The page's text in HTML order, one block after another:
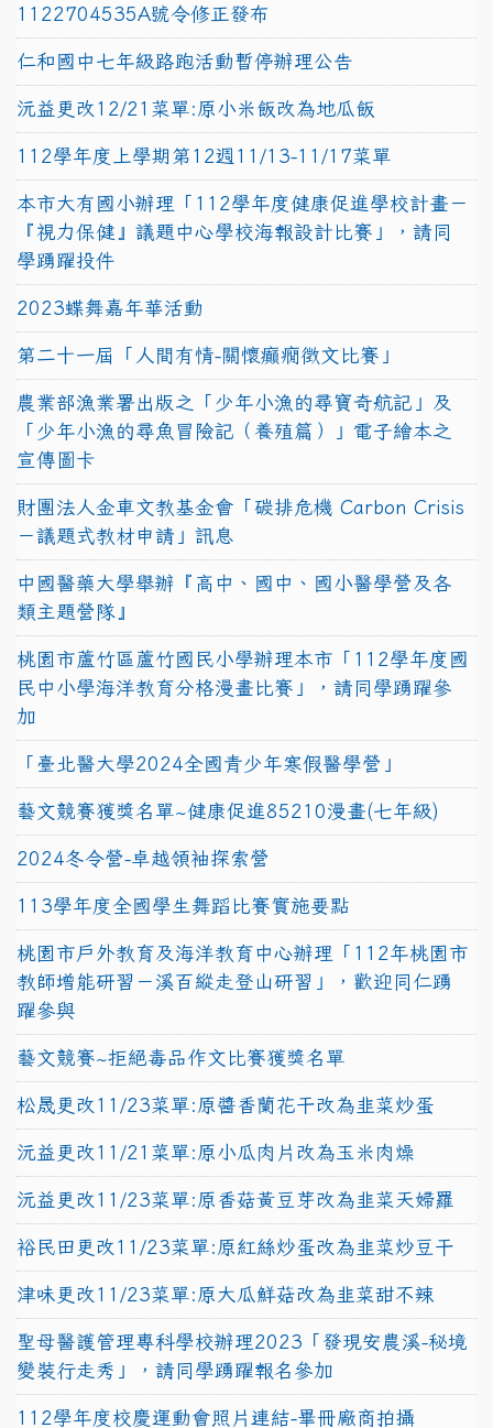
1122704535A號令修正發布
仁和國中七年級路跑活動暫停辦理公告
沅益更改12/21菜單:原小米飯改為地瓜飯
112學年度上學期第12週11/13-11/17菜單
本市大有國小辦理「112學年度健康促進學校計畫－
『視力保健』議題中心學校海報設計比賽」，請同
學踴躍投件
2023蝶舞嘉年華活動
第二十一屆「人間有情-關懷癲癇徵文比賽」
農業部漁業署出版之「少年小漁的尋寶奇航記」及
「少年小漁的尋魚冒險記（養殖篇）」電子繪本之
宣傳圖卡
財團法人金車文教基金會「碳排危機 Carbon Crisis
－議題式教材申請」訊息
中國醫藥大學舉辦『高中、國中、國小醫學營及各
類主題營隊』
桃園市蘆竹區蘆竹國民小學辦理本市「112學年度國
民中小學海洋教育分格漫畫比賽」，請同學踴躍參
加
「臺北醫大學2024全國青少年寒假醫學營」
藝文競賽獲獎名單~健康促進85210漫畫(七年級)
2024冬令營-卓越領袖探索營
113學年度全國學生舞蹈比賽實施要點
桃園市戶外教育及海洋教育中心辦理「112年桃園市
教師增能研習－溪百縱走登山研習」，歡迎同仁踴
躍參與
藝文競賽~拒絕毒品作文比賽獲獎名單
松晟更改11/23菜單:原醬香蘭花干改為韭菜炒蛋
沅益更改11/21菜單:原小瓜肉片改為玉米肉燥
沅益更改11/23菜單:原香菇黃豆芽改為韭菜天婦羅
裕民田更改11/23菜單:原紅絲炒蛋改為韭菜炒豆干
津味更改11/23菜單:原大瓜鮮菇改為韭菜甜不辣
聖母醫護管理專科學校辦理2023「發現安農溪-秘境
變裝行走秀」，請同學踴躍報名參加
112學年度校慶運動會照片連結-畢冊廠商拍攝